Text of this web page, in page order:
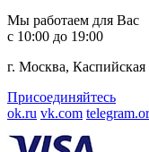
Мы работаем для Вас
с 10:00 до 19:00
г. Москва,
Присоединяйтесь
ok.ru vk.com